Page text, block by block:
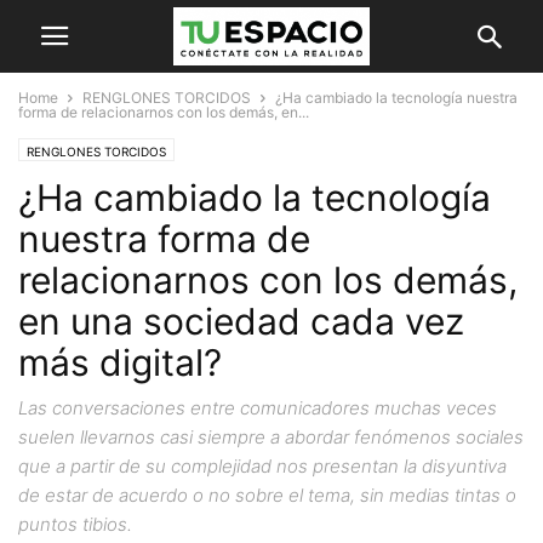
Home RENGLONES TORCIDOS
¿Ha cambiado la tecnología nuestra
forma de relacionarnos con los demás, en...
RENGLONES TORCIDOS
¿Ha cambiado la tecnología
nuestra forma de
relacionarnos con los demás,
en una sociedad cada vez
más digital?
Las conversaciones entre comunicadores muchas veces
suelen llevarnos casi siempre a abordar fenómenos sociales
que a partir de su complejidad nos presentan la disyuntiva
de estar de acuerdo o no sobre el tema, sin medias tintas o
puntos tibios.